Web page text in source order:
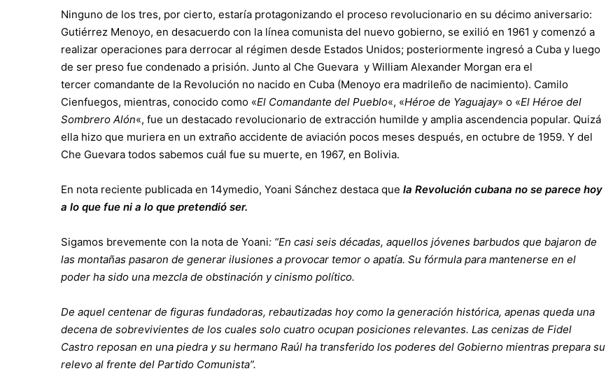
Ninguno de los tres, por cierto, estaría protagonizando el proceso revolucionario en su décimo aniversario:
Gutiérrez Menoyo, en desacuerdo con la línea comunista del nuevo gobierno, se exilió en 1961 y comenzó a
realizar operaciones para derrocar al régimen desde Estados Unidos; posteriormente ingresó a Cuba y luego
de ser preso fue condenado a prisión. Junto al Che Guevara y William Alexander Morgan era el
tercer comandante de la Revolución no nacido en Cuba (Menoyo era madrileño de nacimiento). Camilo
Cienfuegos, mientras, conocido como «El Comandante del Pueblo«, «Héroe de Yaguajay» o «El Héroe del
Sombrero Alón«, fue un destacado revolucionario de extracción humilde y amplia ascendencia popular. Quizá
ella hizo que muriera en un extraño accidente de aviación pocos meses después, en octubre de 1959. Y del
Che Guevara todos sabemos cuál fue su muerte, en 1967, en Bolivia.
En nota reciente publicada en 14ymedio, Yoani Sánchez destaca que la Revolución cubana no se parece hoy
a lo que fue ni a lo que pretendió ser.
Sigamos brevemente con la nota de Yoani: “En casi seis décadas, aquellos jóvenes barbudos que bajaron de
las montañas pasaron de generar ilusiones a provocar temor o apatía. Su fórmula para mantenerse en el
poder ha sido una mezcla de obstinación y cinismo político.
De aquel centenar de figuras fundadoras, rebautizadas hoy como la generación histórica, apenas queda una
decena de sobrevivientes de los cuales solo cuatro ocupan posiciones relevantes. Las cenizas de Fidel
Castro reposan en una piedra y su hermano Raúl ha transferido los poderes del Gobierno mientras prepara su
relevo al frente del Partido Comunista”.